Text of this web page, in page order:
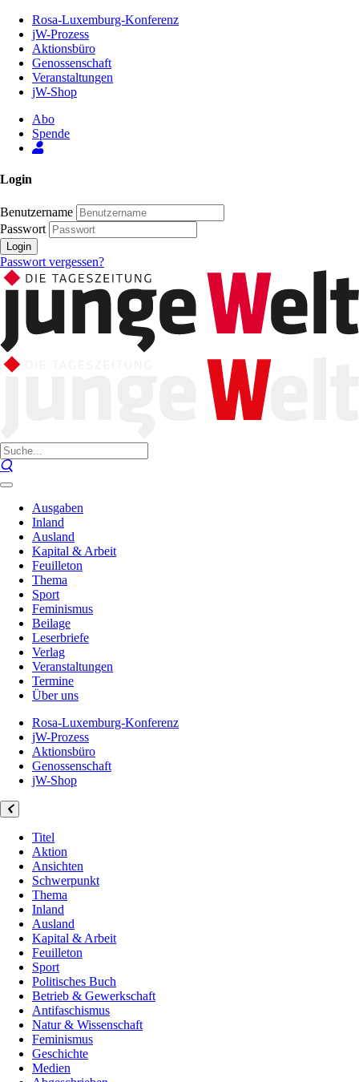
Inhalt
Seite
Rosa-Luxemburg-Konferenz
jW-Prozess
Aktionsbüro
Genossenschaft
Veranstaltungen
jW-Shop
Abo
Spende
Login
Benutzername
Passwort
Login
Passwort vergessen?
Ausgaben
Inland
Ausland
Kapital & Arbeit
Feuilleton
Thema
Sport
Feminismus
Beilage
Leserbriefe
Verlag
Veranstaltungen
Termine
Über uns
Rosa-Luxemburg-Konferenz
jW-Prozess
Aktionsbüro
Genossenschaft
jW-Shop
Titel
Aktion
Ansichten
Schwerpunkt
Thema
Inland
Ausland
Kapital & Arbeit
Feuilleton
Sport
Politisches Buch
Betrieb & Gewerkschaft
Antifaschismus
Natur & Wissenschaft
Feminismus
Geschichte
Medien